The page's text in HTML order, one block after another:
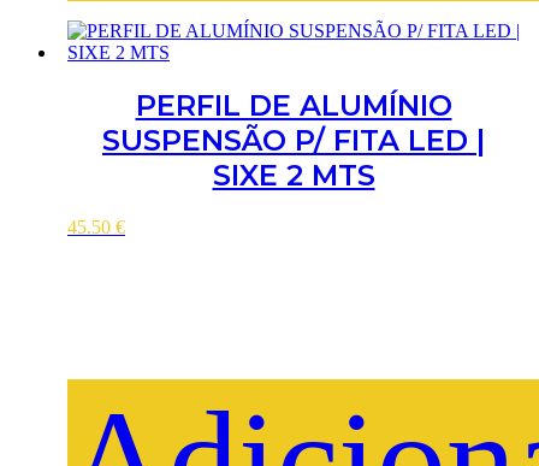
PERFIL DE ALUMÍNIO
SUSPENSÃO P/ FITA LED |
SIXE 2 MTS
45.50 €